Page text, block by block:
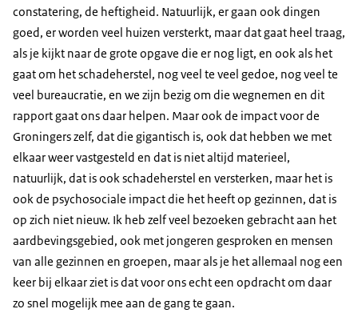
constatering, de heftigheid. Natuurlijk, er gaan ook dingen
goed, er worden veel huizen versterkt, maar dat gaat heel traag,
als je kijkt naar de grote opgave die er nog ligt, en ook als het
gaat om het schadeherstel, nog veel te veel gedoe, nog veel te
veel bureaucratie, en we zijn bezig om die wegnemen en dit
rapport gaat ons daar helpen. Maar ook de impact voor de
Groningers zelf, dat die gigantisch is, ook dat hebben we met
elkaar weer vastgesteld en dat is niet altijd materieel,
natuurlijk, dat is ook schadeherstel en versterken, maar het is
ook de psychosociale impact die het heeft op gezinnen, dat is
op zich niet nieuw. Ik heb zelf veel bezoeken gebracht aan het
aardbevingsgebied, ook met jongeren gesproken en mensen
van alle gezinnen en groepen, maar als je het allemaal nog een
keer bij elkaar ziet is dat voor ons echt een opdracht om daar
zo snel mogelijk mee aan de gang te gaan.